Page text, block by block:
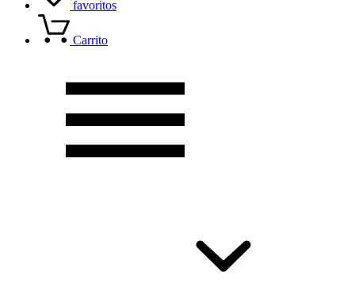
favoritos
Carrito